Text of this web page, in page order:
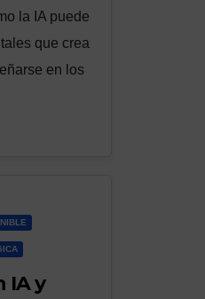
la IA puede
que crea
en los
IA y